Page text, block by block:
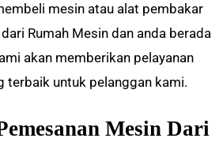
mesin atau alat pembakar
Rumah Mesin dan anda berada
akan memberikan pelayanan
terbaik untuk pelanggan kami.
Mesin Dari